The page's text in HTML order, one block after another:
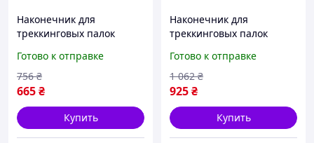
Наконечник для
треккинговых палок
05/43+08/15
(7905430903010)
Готово к отправке
665₴
756 ₴
Купить
Наконечник для
треккинговых палок
05/44+08/16
(7905440816010)
Готово к отправке
925₴
1 062 ₴
Купить